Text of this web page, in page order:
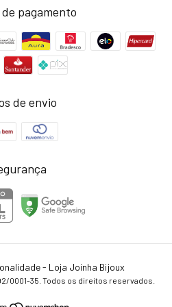
pagamento
de envio
- Loja Joinha Bijoux
0001-35. Todos os direitos reservados.